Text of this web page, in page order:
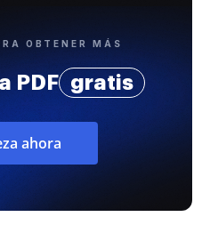
OBTENER MÁS
PDF gratis
ahora